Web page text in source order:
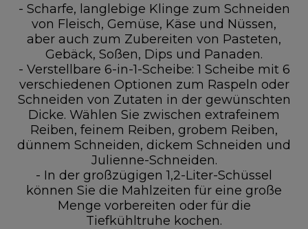
- Scharfe, langlebige Klinge zum Schneiden
von Fleisch, Gemüse, Käse und Nüssen,
aber auch zum Zubereiten von Pasteten,
Gebäck, Soßen, Dips und Panaden.
- Verstellbare 6-in-1-Scheibe: 1 Scheibe mit 6
verschiedenen Optionen zum Raspeln oder
Schneiden von Zutaten in der gewünschten
Dicke. Wählen Sie zwischen extrafeinem
Reiben, feinem Reiben, grobem Reiben,
dünnem Schneiden, dickem Schneiden und
Julienne-Schneiden.
- In der großzügigen 1,2-Liter-Schüssel
können Sie die Mahlzeiten für eine große
Menge vorbereiten oder für die
Tiefkühltruhe kochen.